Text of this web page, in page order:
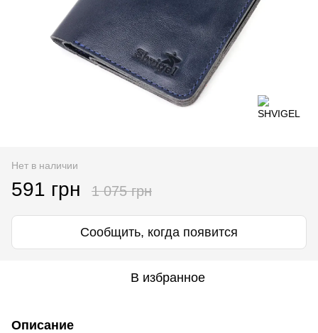
Нет в наличии
591 грн 1 075 грн
Сообщить, когда появится
В избранное
Описание